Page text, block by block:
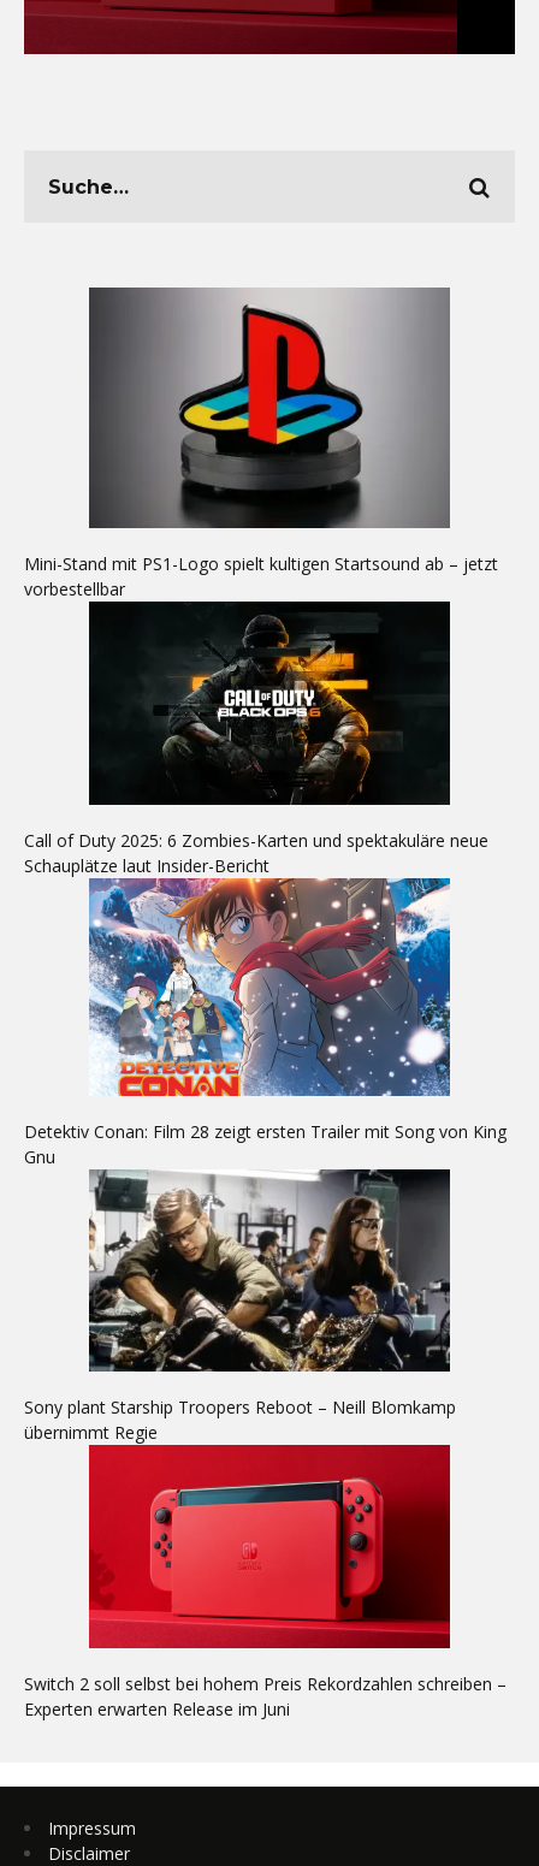
Mini-Stand mit PS1-Logo spielt kultigen Startsound ab – jetzt
vorbestellbar
Call of Duty 2025: 6 Zombies-Karten und spektakuläre neue
Schauplätze laut Insider-Bericht
Detektiv Conan: Film 28 zeigt ersten Trailer mit Song von King
Gnu
Sony plant Starship Troopers Reboot – Neill Blomkamp
übernimmt Regie
Switch 2 soll selbst bei hohem Preis Rekordzahlen schreiben –
Experten erwarten Release im Juni
Impressum
Disclaimer